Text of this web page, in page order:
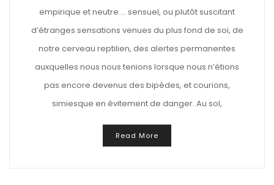
empirique et neutre…. sensuel, ou plutôt suscitant
d’étranges sensations venues du plus fond de soi, de
notre cerveau reptilien, des alertes permanentes
auxquelles nous nous tenions lorsque nous n’étions
pas encore devenus des bipèdes, et courions,
simiesque en évitement de danger. Au sol,
Read More